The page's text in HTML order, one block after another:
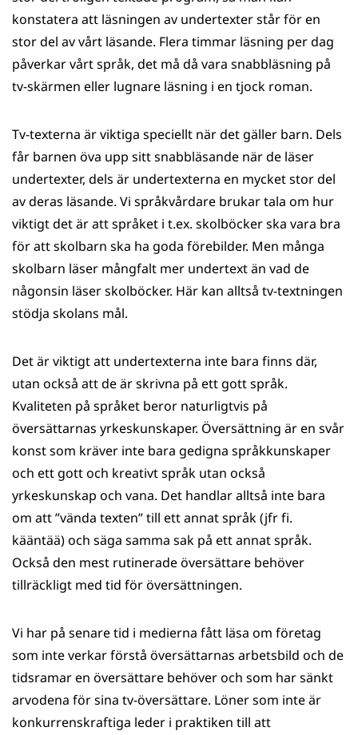
konstatera att läsningen av undertexter står för en
stor del av vårt läsande. Flera timmar läsning per dag
påverkar vårt språk, det må då vara snabbläsning på
tv-skärmen eller lugnare läsning i en tjock roman.
Tv-texterna är viktiga speciellt när det gäller barn. Dels
får barnen öva upp sitt snabbläsande när de läser
undertexter, dels är undertexterna en mycket stor del
av deras läsande. Vi språkvårdare brukar tala om hur
viktigt det är att språket i t.ex. skolböcker ska vara bra
för att skolbarn ska ha goda förebilder. Men många
skolbarn läser mångfalt mer undertext än vad de
någonsin läser skolböcker. Här kan alltså tv-textningen
stödja skolans mål.
Det är viktigt att undertexterna inte bara finns där,
utan också att de är skrivna på ett gott språk.
Kvaliteten på språket beror naturligtvis på
översättarnas yrkeskunskaper. Översättning är en svår
konst som kräver inte bara gedigna språkkunskaper
och ett gott och kreativt språk utan också
yrkeskunskap och vana. Det handlar alltså inte bara
om att ”vända texten” till ett annat språk (jfr fi.
kääntää) och säga samma sak på ett annat språk.
Också den mest rutinerade översättare behöver
tillräckligt med tid för översättningen.
Vi har på senare tid i medierna fått läsa om företag
som inte verkar förstå översättarnas arbetsbild och de
tidsramar en översättare behöver och som har sänkt
arvodena för sina tv-översättare. Löner som inte är
konkurrenskraftiga leder i praktiken till att